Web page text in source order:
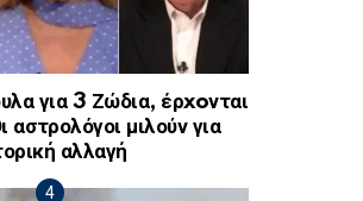
για 3 Ζώδια, έρxoνται
μιλούν για
αλλαγή